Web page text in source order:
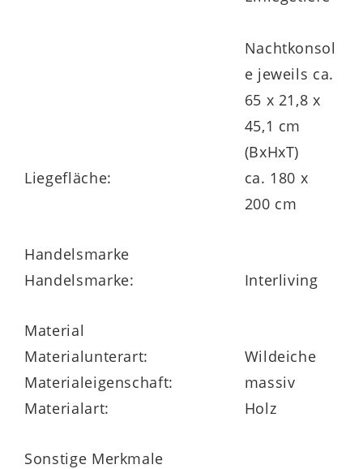
klimaschonend in
und gewährt 5
Nachtkonsol
e jeweils ca.
65 x 21,8 x
45,1 cm
Liegefläche:
ca. 180 x
200 cm
Handelsmarke
Handelsmarke:
Interliving
Material
Materialunterart:
Wildeiche
Materialeigenschaft:
massiv
Materialart:
Holz
Sonstige Merkmale